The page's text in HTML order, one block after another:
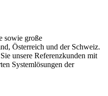
sowie große
Österreich und der Schweiz.
unsere Referenzkunden mit
Systemlösungen der